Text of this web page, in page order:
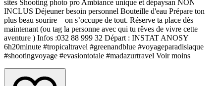
sites Shooting photo pro Ambiance unique et dépaysan NON
INCLUS Déjeuner besoin personnel Bouteille d'eau Prépare ton
plus beau sourire – on s’occupe de tout. Réserve ta place dès
maintenant (ou tag la personne avec qui tu rêves de vivre cette
aventure ) Infos :032 88 999 32 Départ : INSTAT ANOSY
6h20minute #tropicaltravel #greenandblue #voyageparadisiaque
#shootingvoyage #evasiontotale #madazurtravel Voir moins